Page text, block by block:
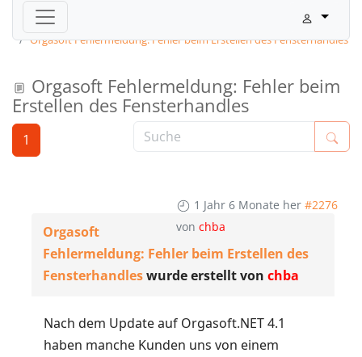
Signum-Forum
Orgasoft Fehlermeldung: Fehler beim Erstellen des Fensterhandles
Orgasoft Fehlermeldung: Fehler beim
Erstellen des Fensterhandles
1
1 Jahr 6 Monate her #2276
von chba
Orgasoft
Fehlermeldung: Fehler beim Erstellen des
Fensterhandleswurde erstellt von chba
Nach dem Update auf Orgasoft.NET 4.1
haben manche Kunden uns von einem